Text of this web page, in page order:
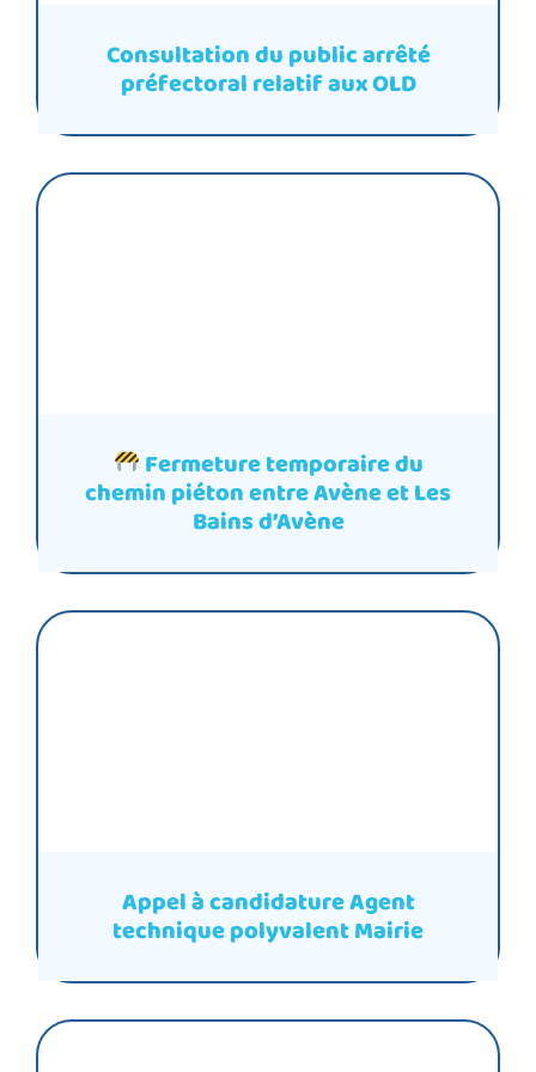
Consultation du public arrêté
préfectoral relatif aux OLD
Fermeture temporaire du
chemin piéton entre Avène et Les
Bains d’Avène
Appel à candidature Agent
technique polyvalent Mairie